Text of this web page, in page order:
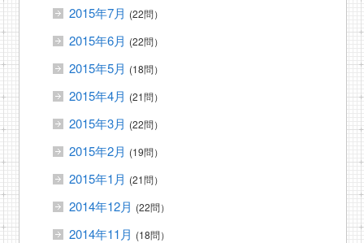
2015年7月 (22問）
2015年6月 (22問）
2015年5月 (18問）
2015年4月 (21問）
2015年3月 (22問）
2015年2月 (19問）
2015年1月 (21問）
2014年12月 (22問）
2014年11月 (18問）